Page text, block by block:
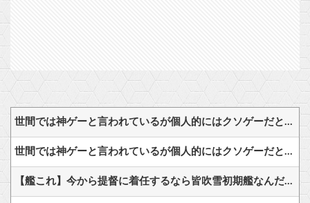
世間では神ゲーと言われているが個人的にはクソゲーだと思うゲーム挙げてけ
世間では神ゲーと言われているが個人的にはクソゲーだと思うゲーム挙げてけ
【艦これ】今から提督に着任するなら皆吹雪初期艦なんだろうか